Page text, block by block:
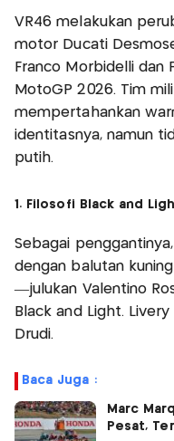
VR46 melakukan
motor Ducati
Franco Morbidelli dan
MotoGP 2026. Tim
mempertahankan
identitasnya, namun
putih.
1. Filosofi Black and
Sebagai
dengan balutan
—julukan Valentino
Black and Light.
Drudi.
Baca Juga :
Marc
Pesat,